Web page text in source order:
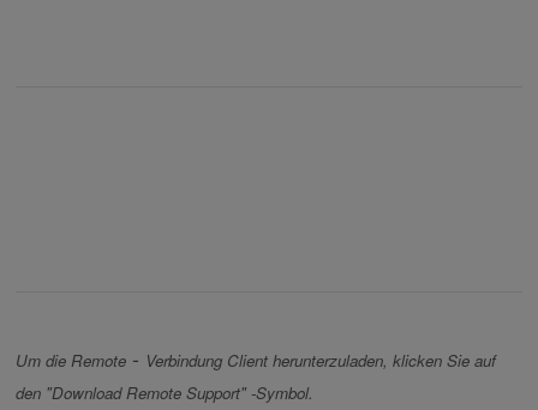
Um die Remote - Verbindung Client herunterzuladen, klicken Sie auf
den "Download Remote Support" -Symbol.